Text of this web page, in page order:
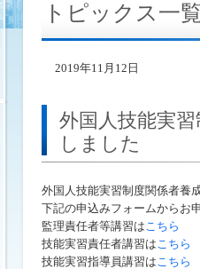
トピックス一
2019年11月12日
外国人技能実
しました
外国人技能実習制度関係者養
下記の申込みフォームからお
監理責任者等講習は こちら
技能実習責任者講習は こちら
技能実習指導員講習は こちら